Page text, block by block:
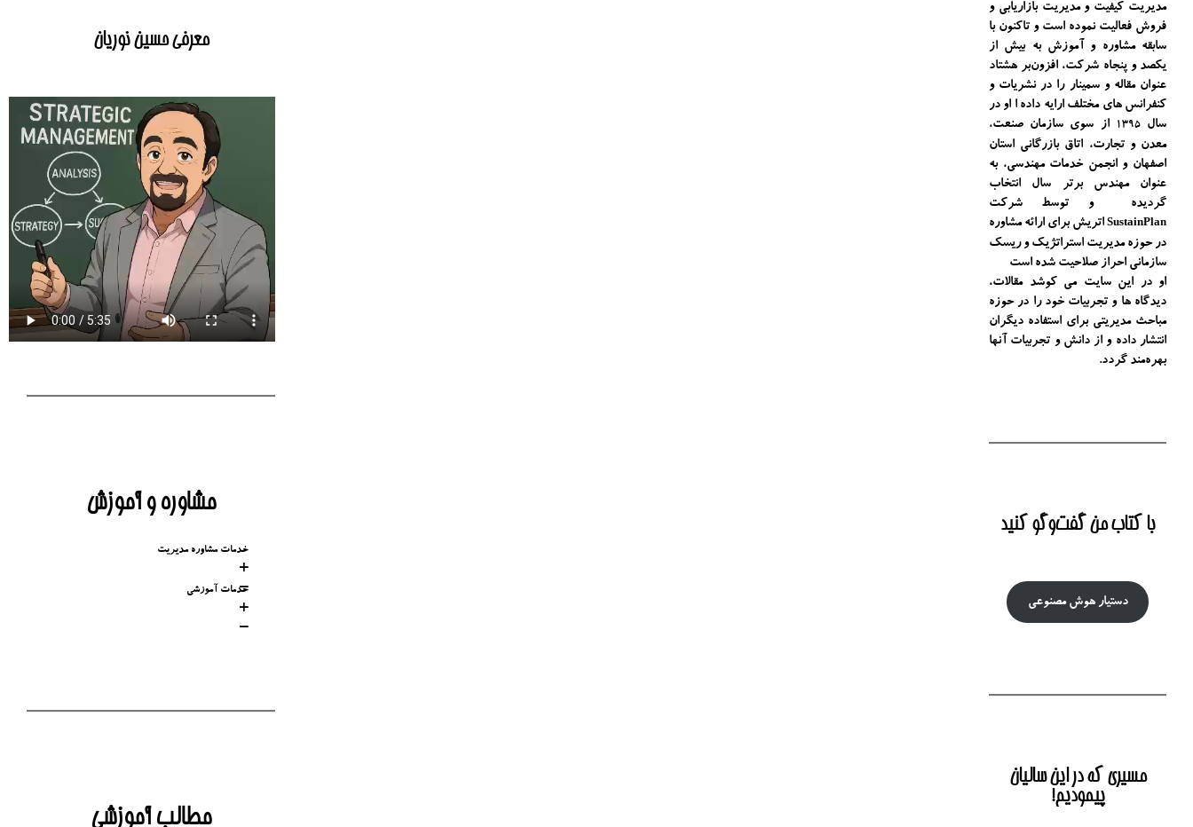
معرفی حسین نوریان
مشاوره و آموزش
خدمات مشاوره مدیریت
خدمات آموزشی
مطالب آموزشی
مدیریت کیفیت و مدیریت بازاریابی و
فروش فعالیت نموده است و تاکنون با
سابقه مشاوره و آموزش به بیش از
یکصد و پنجاه شرکت، افزون‌بر هشتاد
عنوان مقاله و سمینار را در نشریات و
کنفرانس های مختلف ارایه داده ا او در
سال1395
از سوی سازمان صنعت،
معدن و تجارت، اتاق بازرگانی استان
اصفهان و انجمن خدمات مهندسی، به
عنوان مهندس برتر سال انتخاب
گردیده و توسط شرکت
SustainPlan اتریش برای ارائه مشاوره
در حوزه مدیریت استراتژیک و ریسک
سازمانی احراز صلاحیت شده است
او در این سایت می کوشد مقالات،
دیدگاه ها و تجربیات خود را در حوزه
مباحث مدیریتی برای استفاده دیگران
انتشار داده و از دانش و تجربیات آنها
بهره‌مند گردد.
با کتاب من گفت‌‌وگو کنید
دستیار هوش‌ مصنوعی
مسیری که در این سالیان
پیمودیم!